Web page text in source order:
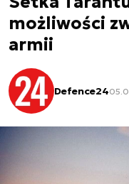
możliwości
armii
Defence24